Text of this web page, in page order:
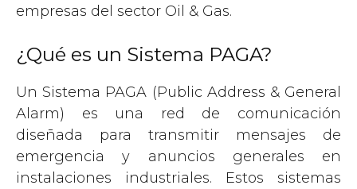
empresas del sector Oil & Gas.
¿Qué es un Sistema PAGA?
Un Sistema PAGA (Public Address & General
Alarm) es una red de comunicación
diseñada para transmitir mensajes de
emergencia y anuncios generales en
instalaciones industriales. Estos sistemas